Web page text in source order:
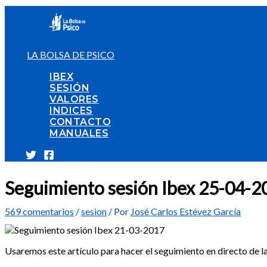
LA BOLSA DE PSICO
IBEX
SESIÓN
VALORES
INDICES
CONTACTO
MANUALES
Seguimiento sesión Ibex 25-04-
569 comentarios /sesion / Por José Carlos Estévez García
Usaremos este artículo para hacer el seguimiento en directo de